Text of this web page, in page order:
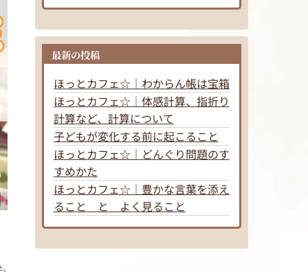
最新の投稿
ほっとカフェ☆｜わからん帳は宝箱
ほっとカフェ☆｜体感計算、指折り
計算など、計算について
子どもが変化する前に起こること
ほっとカフェ☆｜どんぐり問題のす
すめかた
ほっとカフェ☆｜豊かな言葉を添え
ること と よく見ること